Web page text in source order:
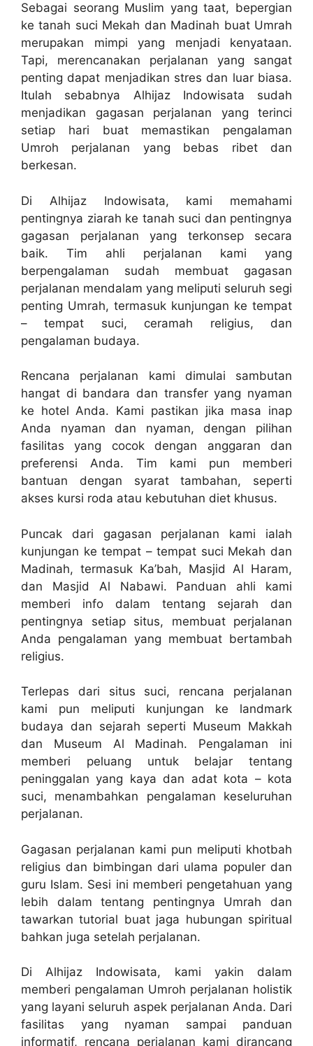
Sebagai seorang Muslim yang taat, bepergian
ke tanah suci Mekah dan Madinah buat Umrah
merupakan mimpi yang menjadi kenyataan.
Tapi, merencanakan perjalanan yang sangat
penting dapat menjadikan stres dan luar biasa.
Itulah sebabnya Alhijaz Indowisata sudah
menjadikan gagasan perjalanan yang terinci
setiap hari buat memastikan pengalaman
Umroh perjalanan yang bebas ribet dan
berkesan.
Di Alhijaz Indowisata, kami memahami
pentingnya ziarah ke tanah suci dan pentingnya
gagasan perjalanan yang terkonsep secara
baik. Tim ahli perjalanan kami yang
berpengalaman sudah membuat gagasan
perjalanan mendalam yang meliputi seluruh segi
penting Umrah, termasuk kunjungan ke tempat
– tempat suci, ceramah religius, dan
pengalaman budaya.
Rencana perjalanan kami dimulai sambutan
hangat di bandara dan transfer yang nyaman
ke hotel Anda. Kami pastikan jika masa inap
Anda nyaman dan nyaman, dengan pilihan
fasilitas yang cocok dengan anggaran dan
preferensi Anda. Tim kami pun memberi
bantuan dengan syarat tambahan, seperti
akses kursi roda atau kebutuhan diet khusus.
Puncak dari gagasan perjalanan kami ialah
kunjungan ke tempat – tempat suci Mekah dan
Madinah, termasuk Ka’bah, Masjid Al Haram,
dan Masjid Al Nabawi. Panduan ahli kami
memberi info dalam tentang sejarah dan
pentingnya setiap situs, membuat perjalanan
Anda pengalaman yang membuat bertambah
religius.
Terlepas dari situs suci, rencana perjalanan
kami pun meliputi kunjungan ke landmark
budaya dan sejarah seperti Museum Makkah
dan Museum Al Madinah. Pengalaman ini
memberi peluang untuk belajar tentang
peninggalan yang kaya dan adat kota – kota
suci, menambahkan pengalaman keseluruhan
perjalanan.
Gagasan perjalanan kami pun meliputi khotbah
religius dan bimbingan dari ulama populer dan
guru Islam. Sesi ini memberi pengetahuan yang
lebih dalam tentang pentingnya Umrah dan
tawarkan tutorial buat jaga hubungan spiritual
bahkan juga setelah perjalanan.
Di Alhijaz Indowisata, kami yakin dalam
memberi pengalaman Umroh perjalanan holistik
yang layani seluruh aspek perjalanan Anda. Dari
fasilitas yang nyaman sampai panduan
informatif, rencana perjalanan kami dirancang